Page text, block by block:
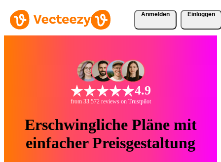
Anmelden Einloggen
4.9
from 33.572 reviews on Trustpilot
Erschwingliche Pläne mit
einfacher Preisgestaltung